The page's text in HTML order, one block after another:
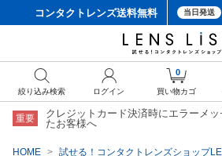
コンタクトレンズ送料無料 当日発送
重要
クレジットカード決済時にエラーメ
たお客様へ
HOME 試せる！コンタクトレンズショップ
絞り込み検索 ログイン
0
買い物カゴ